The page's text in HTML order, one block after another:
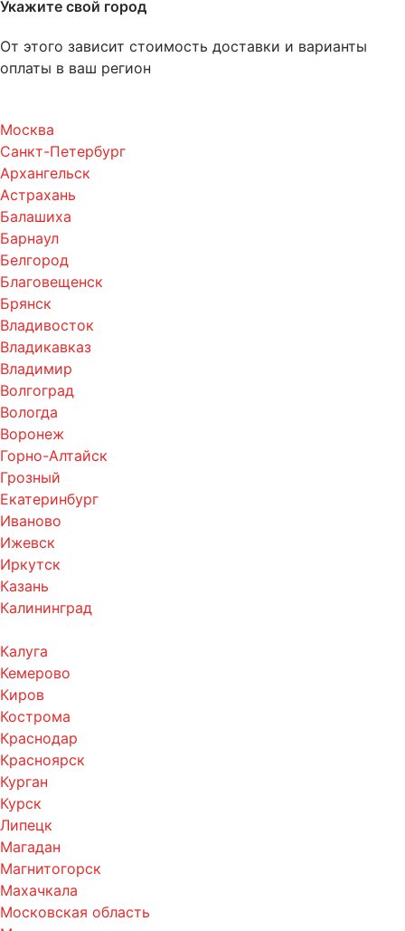
Укажите свой город
От этого зависит стоимость доставки и варианты
оплаты в ваш регион
Москва
Санкт-Петербург
Архангельск
Астрахань
Балашиха
Барнаул
Белгород
Благовещенск
Брянск
Владивосток
Владикавказ
Владимир
Волгоград
Вологда
Воронеж
Горно-Алтайск
Грозный
Екатеринбург
Иваново
Ижевск
Иркутск
Казань
Калининград
Калуга
Кемерово
Киров
Кострома
Краснодар
Красноярск
Курган
Курск
Липецк
Магадан
Магнитогорск
Махачкала
Московская область